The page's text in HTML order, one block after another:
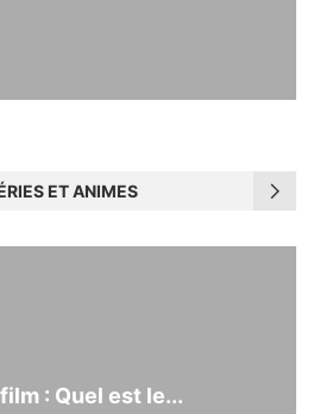
ET ANIMES
: Quel est le...